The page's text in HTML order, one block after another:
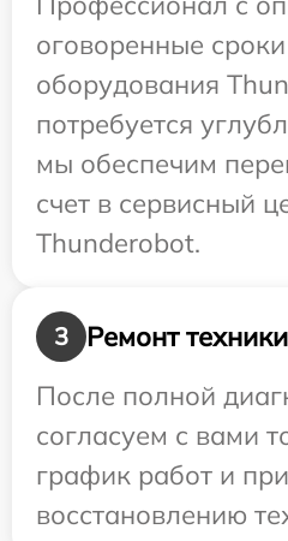
оговоренные
оборудования
потребуется
мы обеспечим
счет в сервисный
Thunderobot.
3
Ремонт техники
После полной
согласуем с вами
график работ и
восстановлению